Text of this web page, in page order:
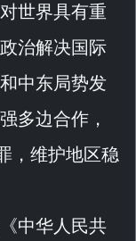
世界具有重
治解决国际
中东局势发
多边合作，
，维护地区稳
中华人民共